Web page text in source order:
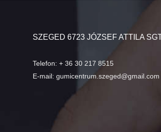
SZEGED 6723 JÓZSEF ATTILA
Telefon: + 36 30 217 8515
E-mail: gumicentrum.szeged@gmail.com